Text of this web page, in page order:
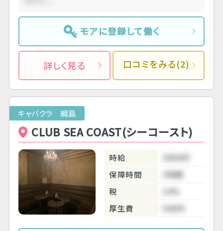
モアに登録して働く
詳しく見る 口コミをみる(2)
キャバクラ 綱島
CLUB SEA COAST(シーコースト)
時給
3800円
保障時間
3時間
税
10%
厚生費
500円